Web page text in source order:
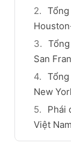
San
New
Phái
Việt